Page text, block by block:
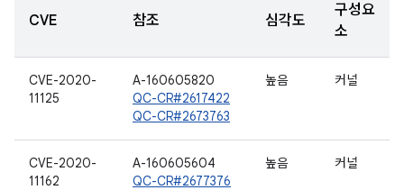
CVE 참조 심각도
구성요
소
CVE-2020-
11125
A-160605820
QC-CR#2617422
QC-CR#2673763
높음 커널
CVE-2020-
11162
A-160605604
QC-CR#2677376
높음 커널